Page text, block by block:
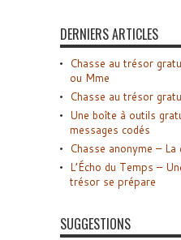
DERNIERS ARTICLES
Chasse au trésor
ou Mme
Chasse au trésor
Une boîte à outils
messages codés
Chasse anonyme –
L’Écho du Temps –
trésor se prépare
SUGGESTIONS